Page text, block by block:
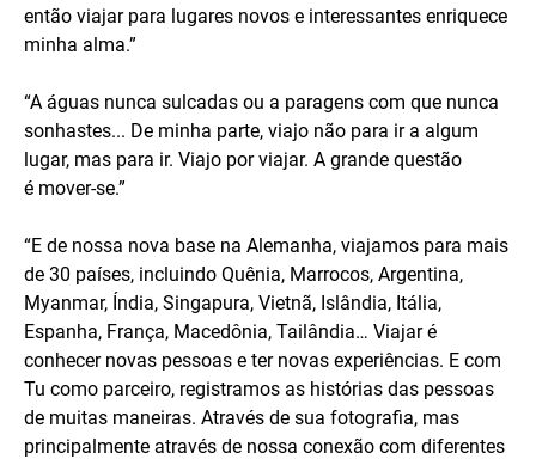
então viajar para lugares novos e interessantes enriquece
minha alma.”
“A águas nunca sulcadas ou a paragens com que nunca
sonhastes... De minha parte, viajo não para ir a algum
lugar, mas para ir. Viajo por viajar. A grande questão
é mover-se.”
“E de nossa nova base na Alemanha, viajamos para mais
de 30 países, incluindo Quênia, Marrocos, Argentina,
Myanmar, Índia, Singapura, Vietnã, Islândia, Itália,
Espanha, França, Macedônia, Tailândia… Viajar é
conhecer novas pessoas e ter novas experiências. E com
Tu como parceiro, registramos as histórias das pessoas
de muitas maneiras. Através de sua fotografia, mas
principalmente através de nossa conexão com diferentes